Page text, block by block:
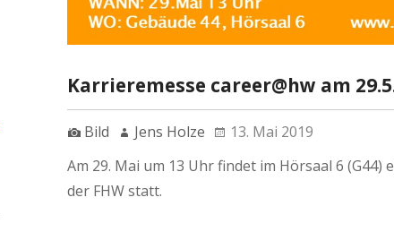
Karrieremesse career@hw am
Bild Jens Holze
13. Mai 2019
Am 29. Mai um 13 Uhr findet im Hörsaal 6
der FHW statt.